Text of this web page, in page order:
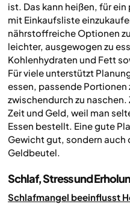
ist. Das kann heißen, für ein
mit Einkaufsliste
nährstoffreiche Optionen
leichter, ausgewogen zu
Kohlenhydraten und Fett
Für viele unterstützt
essen, passende Portionen
zwischendurch zu
Zeit und Geld, weil man
Essen bestellt. Eine gute
Gewicht gut, sondern auch
Geldbeutel.
Schlaf, Stress und
Schlafmangel beeinflusst